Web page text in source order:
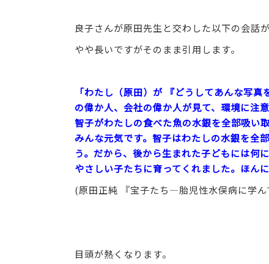
良子さんが原田先生と交わした以下の会話
やや長いですがそのまま引用します。
「わたし（原田）が 『どうしてあんな写
の偉か人、会社の偉か人が見て、環境に注
智子がわたしの食べた魚の水銀を全部吸い
みんな元気です。智子はわたしの水銀を全
う。だから、後から生まれた子どもには何
やさしい子たちに育ってくれました。ほん
(原田正純 『宝子たち―胎児性水俣病に学
目頭が熱くなります。